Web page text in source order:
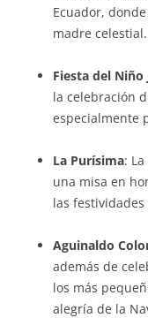
Ecuador,
madre celestial.
Fiesta del Niño
la celebración
especialmente
La Purísima:
una misa en
las
Aguinaldo
además de
los más
alegría de la